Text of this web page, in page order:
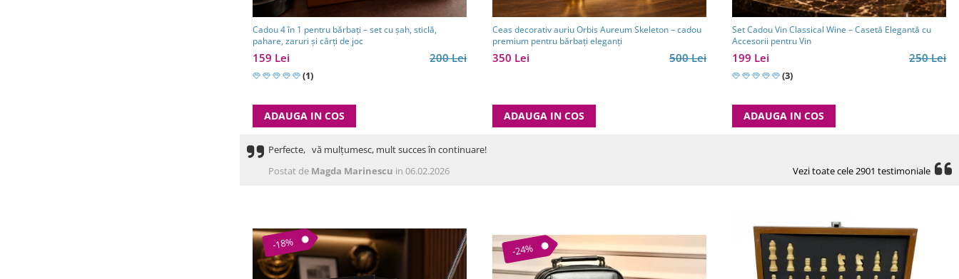
Cadou 4 în 1 pentru bărbați – set cu șah, sticlă,
pahare, zaruri și cărți de joc
200 Lei
159 Lei
(1)
ADAUGA IN COS
Ceas decorativ auriu Orbis Aureum Skeleton – cadou
premium pentru bărbați eleganți
500 Lei
350 Lei
ADAUGA IN COS
Set Cadou Vin Classical Wine – Casetă Elegantă cu
Accesorii pentru Vin
250 Lei
199 Lei
(3)
ADAUGA IN COS
Perfecte, vă mulțumesc, mult succes în continuare!
Postat de Magda Marinescu in 06.02.2026 Vezi toate cele 2901 testimoniale
-18% -24%